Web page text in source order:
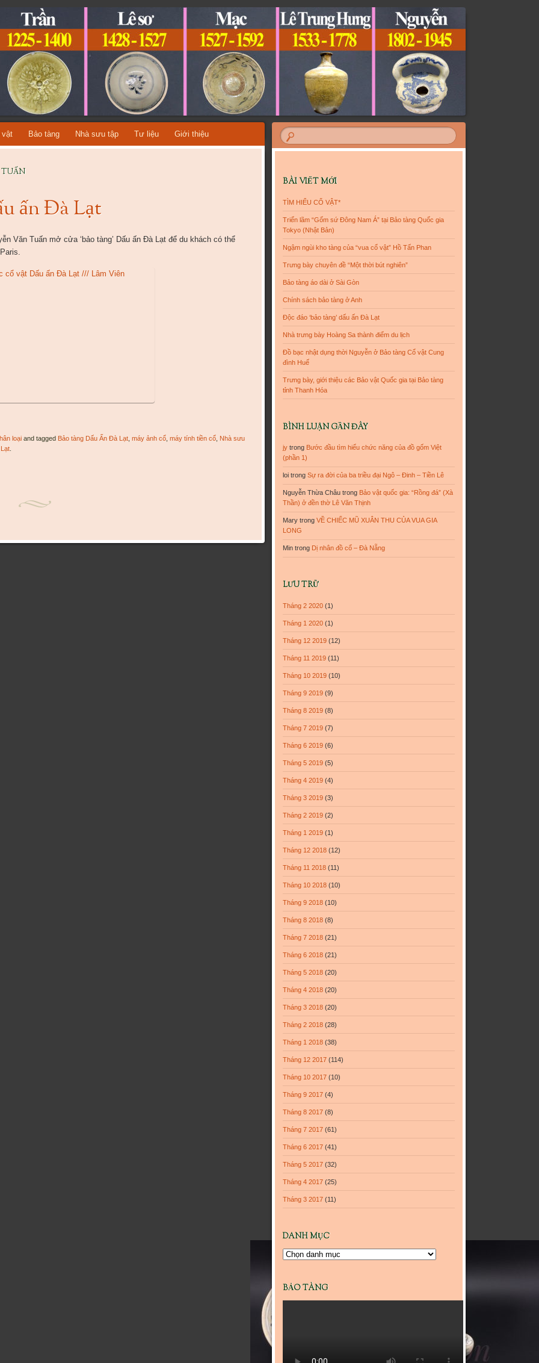
NAM
TỪNG THỜI KỲ LỊCH SỬ!
vật Bảo tàng Nhà sưu tập Tư liệu Giới thiệu
ấn Đà Lạt
Văn Tuấn mở cửa ‘bảo tàng’ Dấu ấn Đà Lạt để du khách có thể
loạiand tagged Bảo tàng Dấu Ấn Đà Lạt, máy ảnh cổ, máy tính tiền cổ, Nhà sưu
.
BÀI VIẾT MỚI
TÌM HIỂU CỔ VẬT*
Triển lãm “Gốm sứ Đông Nam Á” tại Bảo tàng Quốc gia
Tokyo (Nhật Bản)
Ngậm ngùi kho tàng của “vua cổ vật” Hồ Tấn Phan
Trưng bày chuyên đề “Một thời bút nghiên”
Bảo tàng áo dài ở Sài Gòn
Chính sách bảo tàng ở Anh
Độc đáo ‘bảo tàng’ dấu ấn Đà Lạt
Nhà trưng bày Hoàng Sa thành điểm du lịch
Đồ bạc nhật dụng thời Nguyễn ở Bảo tàng Cổ vật Cung
đình Huế
Trưng bày, giới thiệu các Bảo vật Quốc gia tại Bảo tàng
tỉnh Thanh Hóa
BÌNH LUẬN GẦN ĐÂY
jy trong Bước đầu tìm hiểu chức năng của đồ gốm Việt
(phần 1)
loi trongSự ra đời của ba triều đại Ngô – Đinh – Tiền Lê
Nguyễn Thừa Châu trong Bảo vật quốc gia: “Rồng đá” (Xà
Thần) ở đền thờ Lê Văn Thịnh
Mary trongVỀ CHIẾC MŨ XUÂN THU CỦA VUA GIA
LONG
Min trong Dị nhân đồ cổ – Đà Nẵng
LƯU TRỮ
Tháng 2 2020 (1)
Tháng 1 2020 (1)
Tháng 12 2019 (12)
Tháng 11 2019 (11)
Tháng 10 2019 (10)
Tháng 9 2019 (9)
Tháng 8 2019 (8)
Tháng 7 2019 (7)
Tháng 6 2019 (6)
Tháng 5 2019 (5)
Tháng 4 2019 (4)
Tháng 3 2019 (3)
Tháng 2 2019 (2)
Tháng 1 2019 (1)
Tháng 12 2018 (12)
Tháng 11 2018 (11)
Tháng 10 2018 (10)
Tháng 9 2018 (10)
Tháng 8 2018 (8)
Tháng 7 2018 (21)
Tháng 6 2018 (21)
Tháng 5 2018 (20)
Tháng 4 2018 (20)
Tháng 3 2018 (20)
Tháng 2 2018 (28)
Tháng 1 2018 (38)
Tháng 12 2017 (114)
Tháng 10 2017 (10)
Tháng 9 2017 (4)
Tháng 8 2017 (8)
Tháng 7 2017 (61)
Tháng 6 2017 (41)
Tháng 5 2017 (32)
Tháng 4 2017 (25)
Tháng 3 2017 (11)
DANH MỤC
Danh
BẢO TÀNG